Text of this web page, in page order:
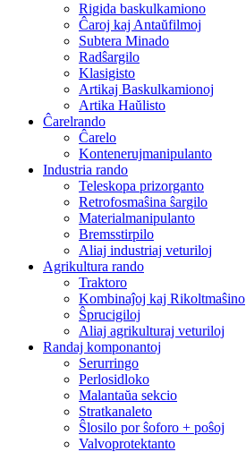
Rigida baskulkamiono
Ĉaroj kaj Antaŭfilmoj
Subtera Minado
Radŝargilo
Klasigisto
Artikaj Baskulkamionoj
Artika Haŭlisto
Ĉarelrando
Ĉarelo
Kontenerujmanipulanto
Industria rando
Teleskopa prizorganto
Retrofosmaŝina ŝargilo
Materialmanipulanto
Bremsstirpilo
Aliaj industriaj veturiloj
Agrikultura rando
Traktoro
Kombinaĵoj kaj Rikoltmaŝino
Ŝprucigiloj
Aliaj agrikulturaj veturiloj
Randaj komponantoj
Serurringo
Perlosidloko
Malantaŭa sekcio
Stratkanaleto
Ŝlosilo por ŝoforo + poŝoj
Valvoprotektanto